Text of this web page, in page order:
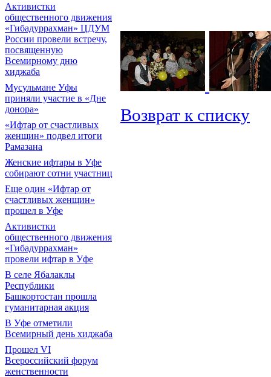
Активистки
общественного движения
«Гибадуррахман» ЦДУМ
России провели встречу,
посвященную
Всемирному дню
хиджаба
Мусульмане Уфы
приняли участие в «Дне
донора»
«Ифтар от счастливых
женщин» подвел итоги
Рамазана
Женские ифтары в Уфе
собирают сотни участниц
Еще один «Ифтар от
счастливых женщин»
прошел в Уфе
Активистки
общественного движения
«Гибадуррахман»
провели ифтар в Уфе
В селе Ябалаклы
Республики
Башкортостан прошла
гуманитарная акция
В Уфе отметили
Всемирный день хиджаба
Прошел VI
Всероссийский форум
женственности
Возврат к списку